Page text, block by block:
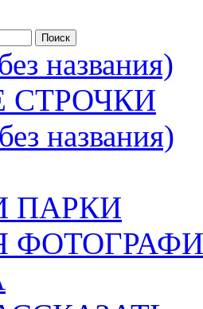
названия)
СТРОЧКИ
названия)
ПАРКИ